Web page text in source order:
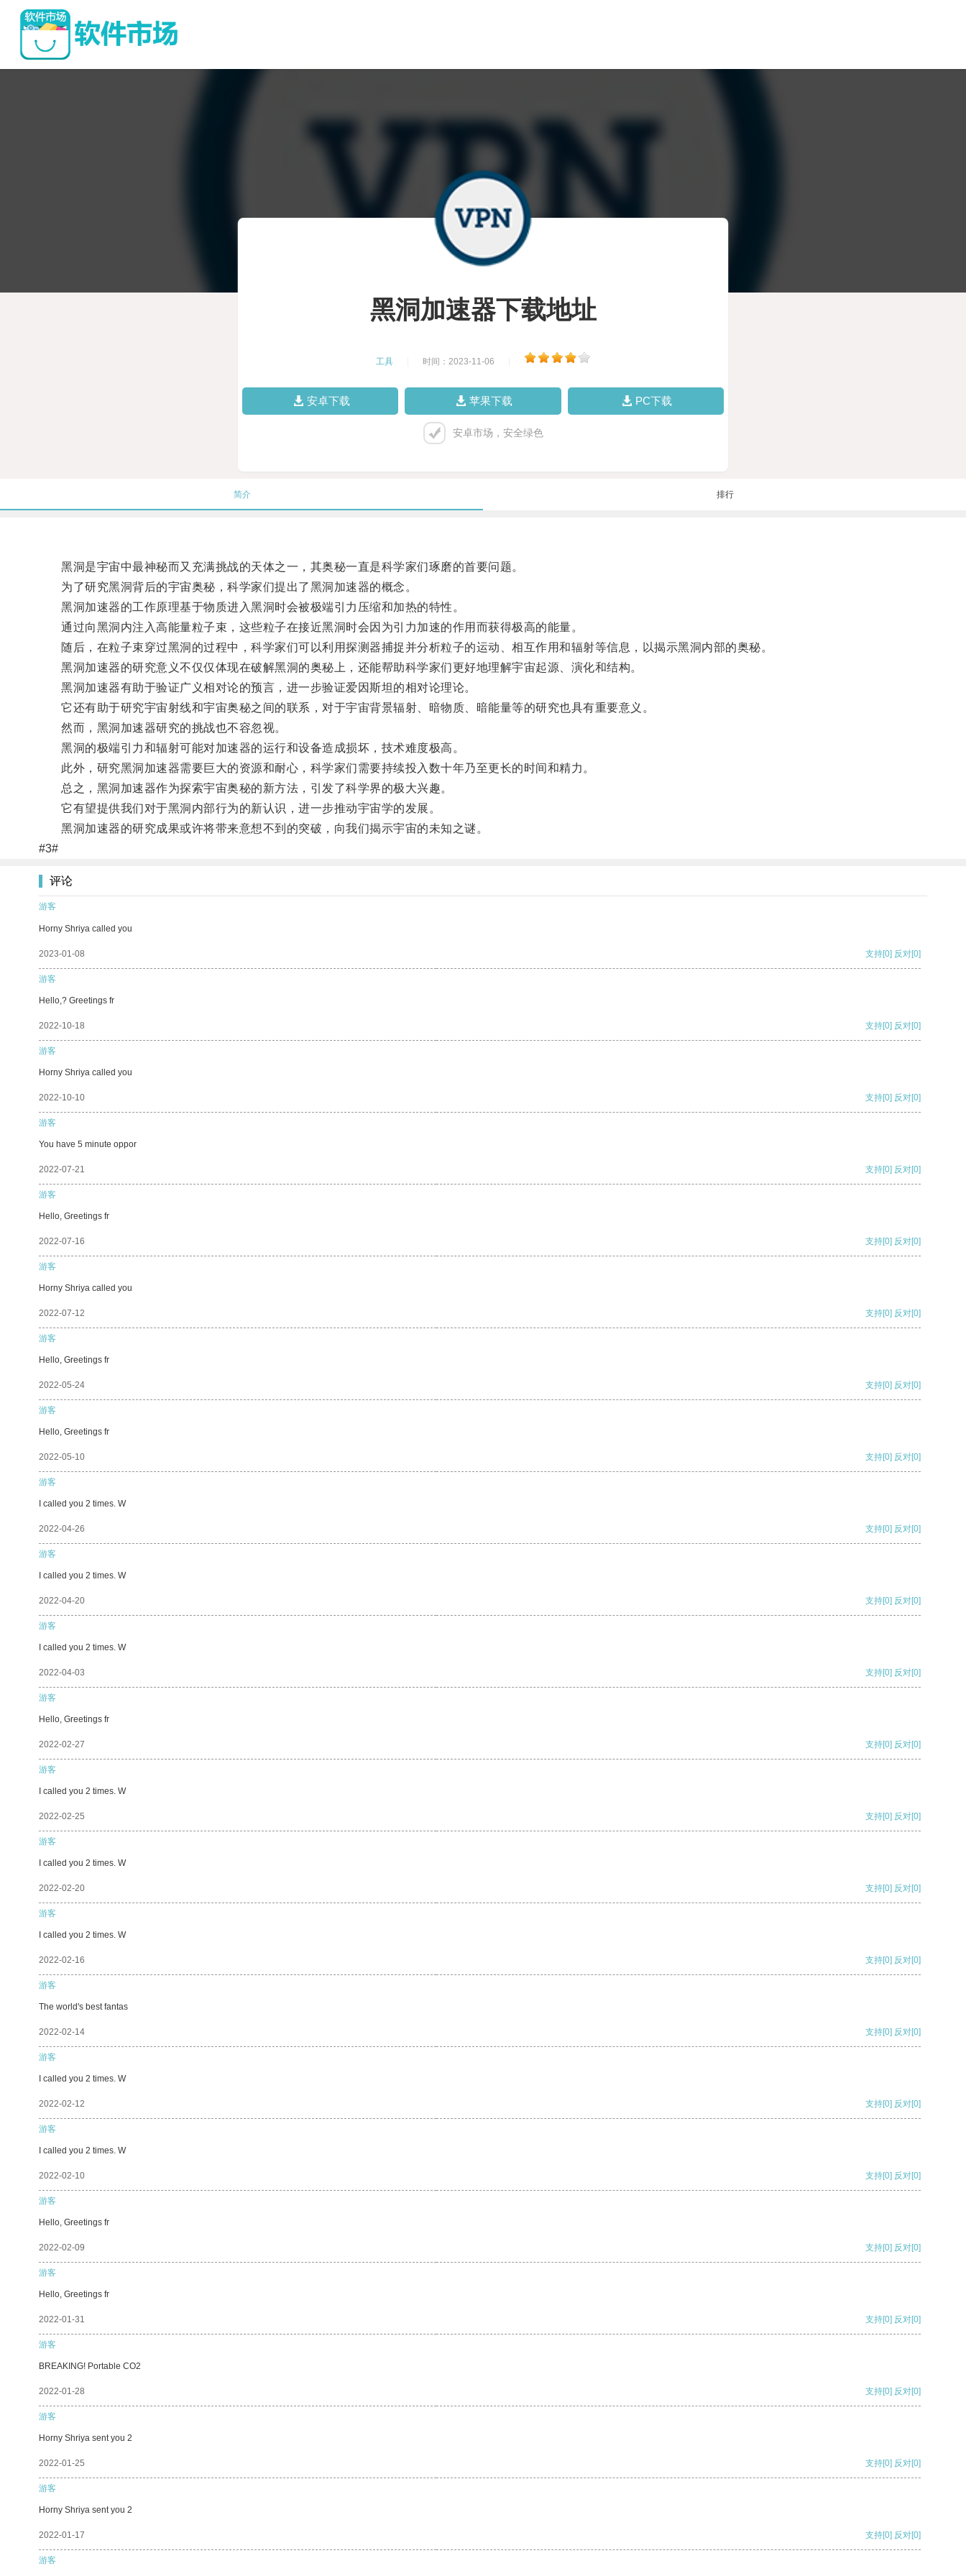
黑洞加速器下载地址
工具 时间：2023-11-06
安卓下载 苹果下载 PC下载
安卓市场，安全绿色
简介 排行
黑洞是宇宙中最神秘而又充满挑战的天体之一，其奥秘一直是科学家们琢磨的首要问题。
为了研究黑洞背后的宇宙奥秘，科学家们提出了黑洞加速器的概念。
黑洞加速器的工作原理基于物质进入黑洞时会被极端引力压缩和加热的特性。
通过向黑洞内注入高能量粒子束，这些粒子在接近黑洞时会因为引力加速的作用而获得极高的能量。
随后，在粒子束穿过黑洞的过程中，科学家们可以利用探测器捕捉并分析粒子的运动、相互作用和辐射等信息，以揭示黑洞内部的奥秘。
黑洞加速器的研究意义不仅仅体现在破解黑洞的奥秘上，还能帮助科学家们更好地理解宇宙起源、演化和结构。
黑洞加速器有助于验证广义相对论的预言，进一步验证爱因斯坦的相对论理论。
它还有助于研究宇宙射线和宇宙奥秘之间的联系，对于宇宙背景辐射、暗物质、暗能量等的研究也具有重要意义。
然而，黑洞加速器研究的挑战也不容忽视。
黑洞的极端引力和辐射可能对加速器的运行和设备造成损坏，技术难度极高。
此外，研究黑洞加速器需要巨大的资源和耐心，科学家们需要持续投入数十年乃至更长的时间和精力。
总之，黑洞加速器作为探索宇宙奥秘的新方法，引发了科学界的极大兴趣。
它有望提供我们对于黑洞内部行为的新认识，进一步推动宇宙学的发展。
黑洞加速器的研究成果或许将带来意想不到的突破，向我们揭示宇宙的未知之谜。
#3#
评论
游客
Horny Shriya called you
2023-01-08 支持[0] 反对[0]
游客
Hello,? Greetings fr
2022-10-18 支持[0] 反对[0]
游客
Horny Shriya called you
2022-10-10 支持[0] 反对[0]
游客
You have 5 minute oppor
2022-07-21 支持[0] 反对[0]
游客
Hello, Greetings fr
2022-07-16 支持[0] 反对[0]
游客
Horny Shriya called you
2022-07-12 支持[0] 反对[0]
游客
Hello, Greetings fr
2022-05-24 支持[0] 反对[0]
游客
Hello, Greetings fr
2022-05-10 支持[0] 反对[0]
游客
I called you 2 times. W
2022-04-26 支持[0] 反对[0]
游客
I called you 2 times. W
2022-04-20 支持[0] 反对[0]
游客
I called you 2 times. W
2022-04-03 支持[0] 反对[0]
游客
Hello, Greetings fr
2022-02-27 支持[0] 反对[0]
游客
I called you 2 times. W
2022-02-25 支持[0] 反对[0]
游客
I called you 2 times. W
2022-02-20 支持[0] 反对[0]
游客
I called you 2 times. W
2022-02-16 支持[0] 反对[0]
游客
The world's best fantas
2022-02-14 支持[0] 反对[0]
游客
I called you 2 times. W
2022-02-12 支持[0] 反对[0]
游客
I called you 2 times. W
2022-02-10 支持[0] 反对[0]
游客
Hello, Greetings fr
2022-02-09 支持[0] 反对[0]
游客
Hello, Greetings fr
2022-01-31 支持[0] 反对[0]
游客
BREAKING! Portable CO2
2022-01-28 支持[0] 反对[0]
游客
Horny Shriya sent you 2
2022-01-25 支持[0] 反对[0]
游客
Horny Shriya sent you 2
2022-01-17 支持[0] 反对[0]
游客